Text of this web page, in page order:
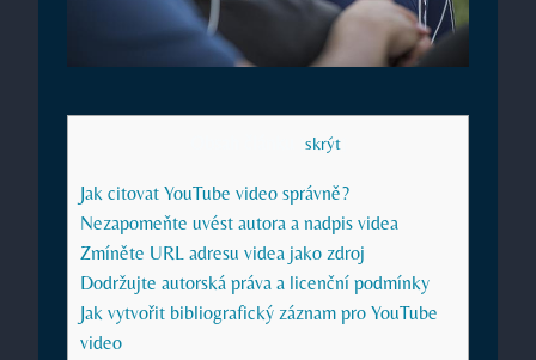
skrýt]
Jak citovat YouTube video správně?
Nezapomeňte uvést autora a nadpis videa
Zmíněte URL adresu videa jako zdroj
Dodržujte autorská práva a licenční podmínky
Jak vytvořit bibliografický záznam pro YouTube
video